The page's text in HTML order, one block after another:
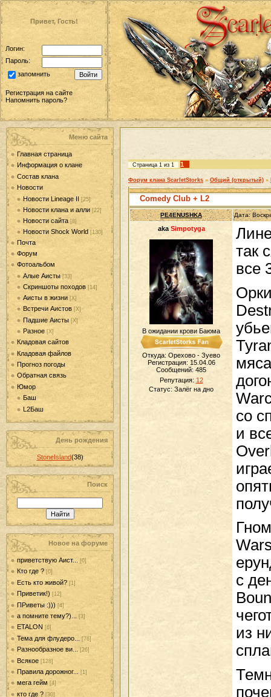
Привет, Гость!
Логин:
Пароль:
запомнить
Регистрация на сайте
Напомнить пароль?
Меню сайта
Главная страница
Информация о клане
Состав клана
Новости
Новости Lineage II [25]
Новости клана и алли [22]
Новости сайта [8]
Новости Shock World [130]
Почта
Форум
Фотоальбом
Алые Аисты [33]
Скриншоты походов [14]
Аисты в жизни [Х]
Встречи Аистов [Х]
Падшие Аисты [Х]
Разное [Х]
Кладовая сайтов
Кладовая файлов
Прогноз погоды
Обратная связь
Юмор
Баш
L2Баш
День рождения
StoneIsland(38)
Поиск
Новое на форуме
приветствую Аист... [0]
Кто где ? [0]
Есть кто живой? [1]
Приветик!) [12]
ПРиветы :))) [4]
а помните тему?)... [3]
ETALON [6]
Тема для флудеро... [76]
Разнообразное ви... [26]
Всякое [128]
Правила дорожног... [1]
мега гейм [4]
кто где ? [30]
Страница 1 из 1 1
Форум клана ScarletStorks » Общий (открытый) »
Comedy Club + L2
PE4ENUSHKA Дата:
aka Simpotyga
В ожидании крови Баюма
Откуда: Орехово - Зуево
Регистрация: 15.04.06
Сообщений: 485
Репутация: 12
Статус: Залёг на дно
так
все
со
и
с
из